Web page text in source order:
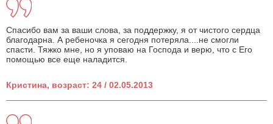
Спасибо вам за ваши слова, за поддержку, я от чистого сердца
благодарна. А ребеночка я сегодня потеряла....не смогли
спасти. Тяжко мне, но я уповаю на Господа и верю, что с Его
помощью все еще наладится.
Кристина, возраст: 24 / 02.05.2013